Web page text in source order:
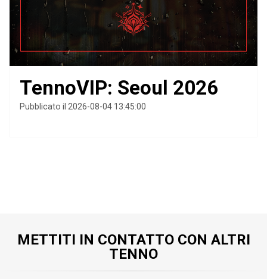
TennoVIP: Seoul 2026
Pubblicato il 2026-08-04 13:45:00
METTITI IN CONTATTO CON ALTRI
TENNO